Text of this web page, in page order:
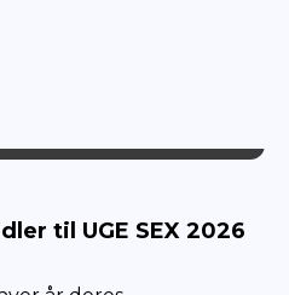
til UGE SEX 2026